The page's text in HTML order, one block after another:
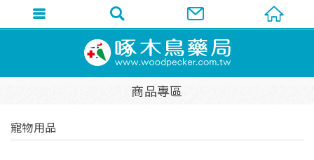
商品專區
寵物用品